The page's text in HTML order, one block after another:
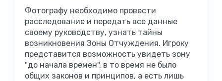
Фотографу необходимо провести
расследование и передать все данные
своему руководству, узнать тайны
возникновения Зоны Отчуждения. Игроку
представится возможность увидеть зону
"до начала времен", в то время не было
общих законов и принципов, а есть лишь